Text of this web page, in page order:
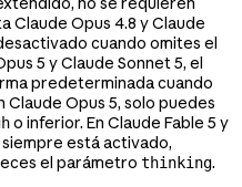
Claude Opus 4.8 y Claude
cuando omites el
5 y Claude Sonnet 5, el
predeterminada cuando
Claude Opus 5, solo puedes
o inferior. En Claude Fable 5 y
está activado,
el parámetro thinking.